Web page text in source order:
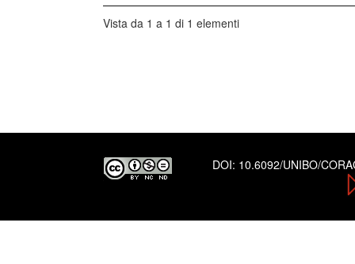
Vista da 1 a 1 di 1 elementi
DOI: 10.6092/UNIBO/